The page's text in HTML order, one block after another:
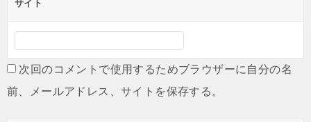
サイト
次回のコメントで使用するためブラウザーに自分の名
前、メールアドレス、サイトを保存する。